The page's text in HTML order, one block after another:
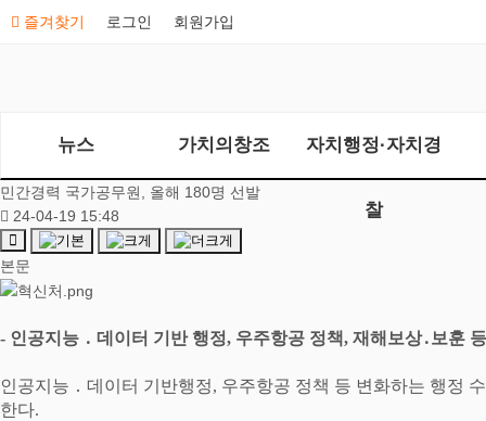
즐겨찾기 로그인 회원가입
뉴스 가치의창조 자치행정·자치경
찰
민간경력 국가공무원, 올해 180명 선발
24-04-19 15:48
본문
- 인공지능 ․ 데이터 기반 행정, 우주항공 정책, 재해보상․ 보훈
인공지능 ․ 데이터 기반행정, 우주항공 정책 등 변화하는 행정
한다.